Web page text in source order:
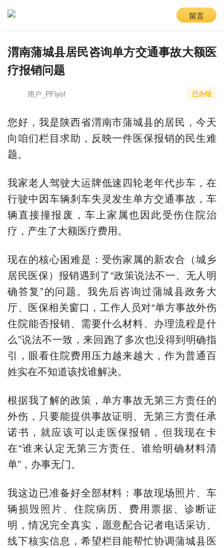
留言
渭南蒲城县居民咨询单方交通事故大额医
疗报销问题
用户_PFlyof 已办结
您好，我是陕西省渭南市蒲城县的居民，今天
向咱们栏目求助，反映一件医保报销的民生难
题。
我家老人驾驶大运牌低速四轮老年代步车，在
行驶中因车辆刹车失灵发生单方交通事故，车
辆直接撞报废，车上家属也因此受伤住院治
疗，产生了大额医疗费用。
现在的核心困难是：受伤家属的新农合（城乡
居民医保）报销遇到了“政策说法不一、无人明
确答复”的问题。我先后咨询过蒲城县政务大
厅、医保相关窗口，工作人员对“单方事故外伤
住院能否报销、需要什么材料、办理流程是什
么”说法不一致，来回跑了多次也没得到明确指
引，眼看住院费用压力越来越大，作为普通百
姓实在不知道该找谁解决。
根据我了解的政策，单方事故无第三方责任的
外伤，只要能提供事故证明、无第三方责任承
诺书，就应该可以走医保报销，但我现在卡
在“谁来认定无第三方责任、谁给明确材料清
单”，办事无门。
我这边已准备好全部材料：事故现场照片、车
辆损毁照片、住院病历、费用票据、诊断证
明，情况完全真实，愿意配合记者电话采访、
线下核实信息，希望栏目能帮忙协调蒲城县医